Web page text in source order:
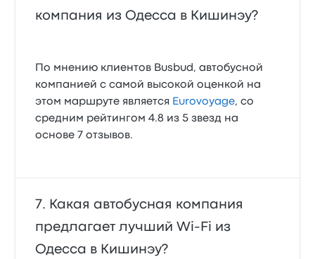
компания из Одесса в Кишинэу?
По мнению клиентов Busbud, автобусной
компанией с самой высокой оценкой на
этом маршруте является Eurovoyage, со
средним рейтингом 4.8 из 5 звезд на
основе 7 отзывов.
Какая автобусная компания
предлагает лучший Wi‑Fi из
Одесса в Кишинэу?